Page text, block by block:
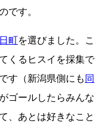
です。
町を選びました。こ
くるヒスイを採集で
す（新潟県側にも 同
ゴールしたらみんな
、あとは好きなこと